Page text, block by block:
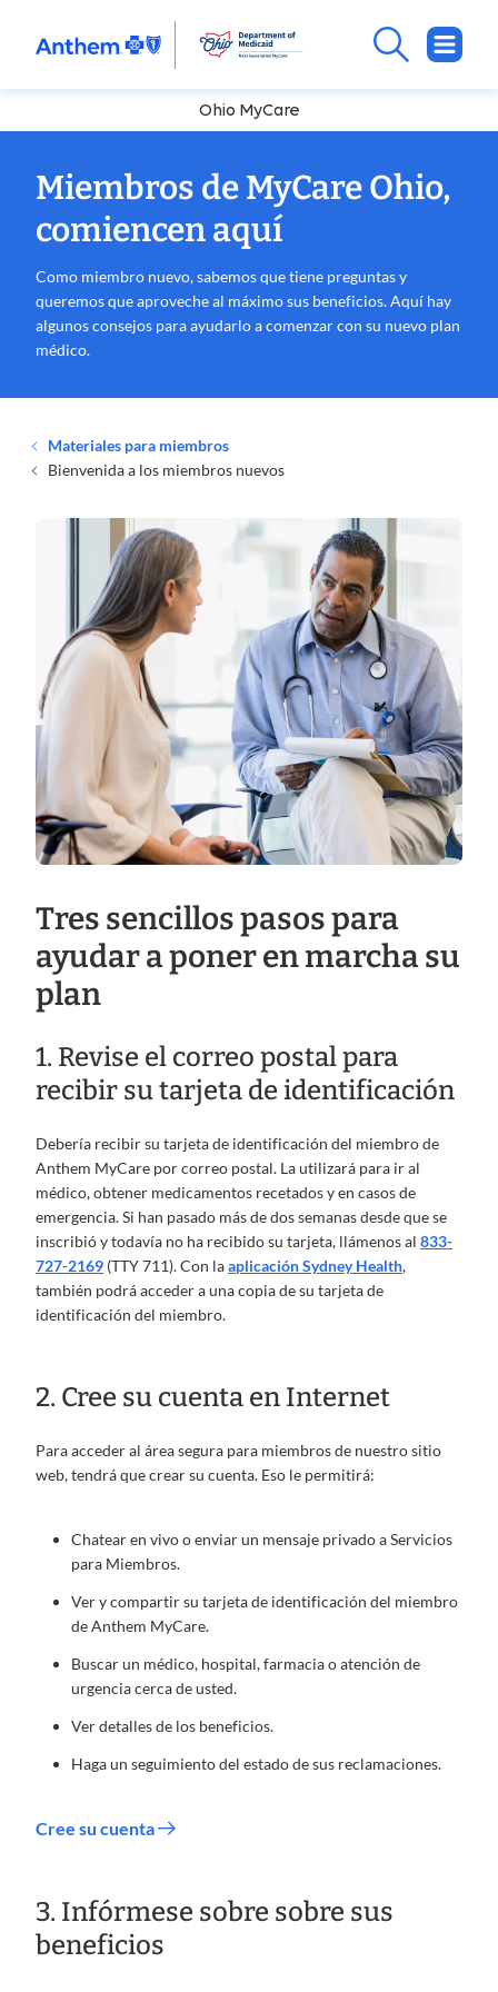
Ohio MyCare
Miembros de MyCare Ohio,
comiencen aquí
Como miembro nuevo, sabemos que tiene preguntas y
queremos que aproveche al máximo sus beneficios. Aquí hay
algunos consejos para ayudarlo a comenzar con su nuevo plan
médico.
Materiales para miembros
Bienvenida a los miembros nuevos
Tres sencillos pasos para
ayudar a poner en marcha su
plan
1. Revise el correo postal para
recibir su tarjeta de identificación
Debería recibir su tarjeta de identificación del miembro de
Anthem MyCare por correo postal. La utilizará para ir al
médico, obtener medicamentos recetados y en casos de
emergencia. Si han pasado más de dos semanas desde que se
inscribió y todavía no ha recibido su tarjeta, llámenos al 833-
727-2169 (TTY 711). Con laaplicación Sydney Health,
también podrá acceder a una copia de su tarjeta de
identificación del miembro.
2. Cree su cuenta en Internet
Para acceder al área segura para miembros de nuestro sitio
web, tendrá que crear su cuenta. Eso le permitirá:
Chatear en vivo o enviar un mensaje privado a Servicios
para Miembros.
Ver y compartir su tarjeta de identificación del miembro
de Anthem MyCare.
Buscar un médico, hospital, farmacia o atención de
urgencia cerca de usted.
Ver detalles de los beneficios.
Haga un seguimiento del estado de sus reclamaciones.
Cree su cuenta
3. Infórmese sobre sobre sus
beneficios